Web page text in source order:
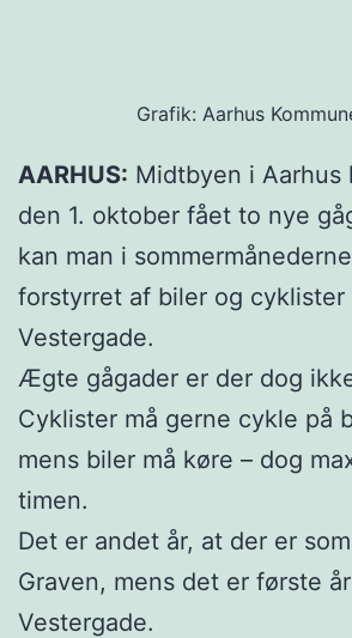
Grafik: Aarhus
AARHUS: Midtbyen i Aarhus
den 1. oktober fået to nye
kan man i
forstyrret af biler og cyklister
Vestergade.
Ægte gågader er der dog
Cyklister må gerne cykle på
mens biler må køre – dog
timen.
Det er andet år, at der er
Graven, mens det er første
Vestergade.